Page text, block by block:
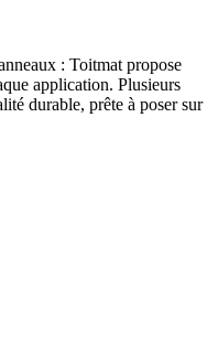
: Toitmat propose
application. Plusieurs
durable, prête à poser sur